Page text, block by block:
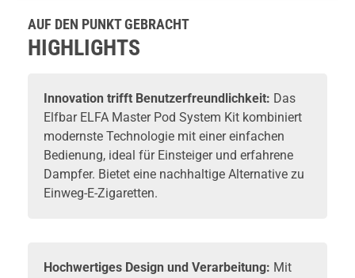
AUF DEN PUNKT GEBRACHT
HIGHLIGHTS
Innovation trifft Benutzerfreundlichkeit: Das
Elfbar ELFA Master Pod System Kit kombiniert
modernste Technologie mit einer einfachen
Bedienung, ideal für Einsteiger und erfahrene
Dampfer. Bietet eine nachhaltige Alternative zu
Einweg-E-Zigaretten.
Hochwertiges Design und Verarbeitung: Mit